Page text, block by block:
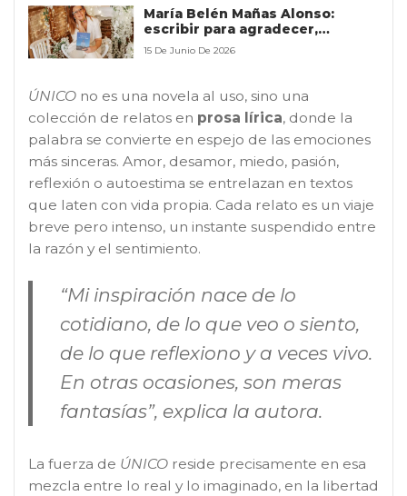
convertir la soledad en un
camino de plenitud
María Belén Mañas Alonso:
escribir para agradecer,
recordar y dar voz a quienes
15 De Junio De 2026
ÚNICO no es una novela al uso, sino una
colección de relatos en prosa lírica, donde la
palabra se convierte en espejo de las emociones
más sinceras. Amor, desamor, miedo, pasión,
reflexión o autoestima se entrelazan en textos
que laten con vida propia. Cada relato es un viaje
breve pero intenso, un instante suspendido entre
la razón y el sentimiento.
“Mi inspiración nace de lo
cotidiano, de lo que veo o siento,
de lo que reflexiono y a veces vivo.
En otras ocasiones, son meras
fantasías”, explica la autora.
La fuerza de ÚNICO reside precisamente en esa
mezcla entre lo real y lo imaginado, en la libertad